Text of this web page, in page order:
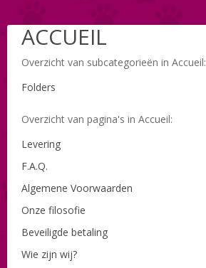
ACCUEIL
Overzicht van subcategorieën in Accueil:
Folders
Overzicht van pagina's in Accueil:
Levering
F.A.Q.
Algemene Voorwaarden
Onze filosofie
Beveiligde betaling
Wie zijn wij?